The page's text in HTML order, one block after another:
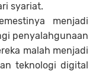
syariat.
menjadi
penyalahgunaan
malah menjadi
teknologi digital